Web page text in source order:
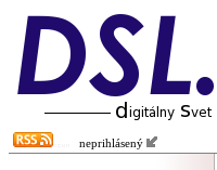
neprihlásený